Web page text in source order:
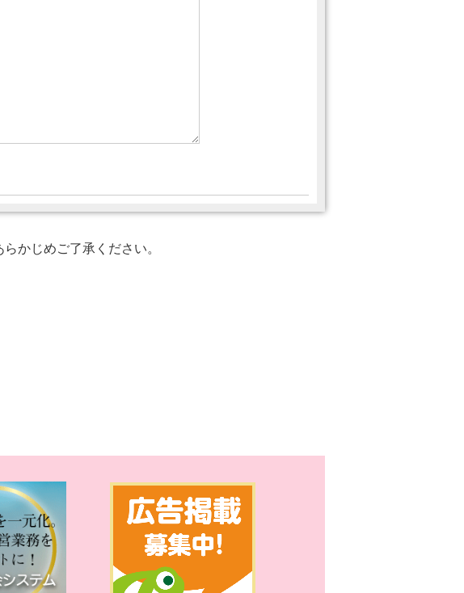
かじめご了承ください。